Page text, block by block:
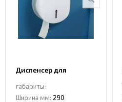
Интерьерные
Диспенсер для
CeramaLux E51019
габариты:
Ширина мм: 290